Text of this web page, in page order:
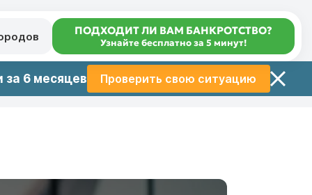
ПОДХОДИТ ЛИ ВАМ БАНКРОТСТВО?
Узнайте бесплатно за 5 минут!
за 6 месяцев Проверить свою ситуацию